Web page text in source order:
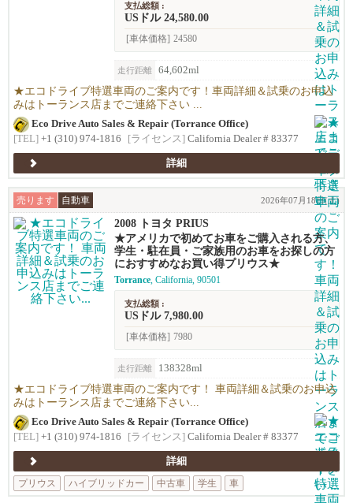
支払総額 :
USドル 24,580.00
[車体価格] 24580
走行距離 64,602ml
★エコドライブ特選車両のご案内です！車両詳細＆試乗のお申込
みはトーランス店までご連絡下さい ...
Eco Drive Auto Sales & Repair (Torrance Office)
[TEL] +1 (310) 974-1816 [ライセンス] California Dealer # 83377
詳細
売ります 自動車 2026年07月18日(土)
2008 トヨタ PRIUS
★アメリカで初めてお車をご購入される方、
学生・駐在員・ご家族用のお車をお探しの方
におすすめなお買い得プリウス★
Torrance, California, 90501
支払総額 :
USドル 7,980.00
[車体価格] 7980
走行距離 138328ml
★エコドライブ特選車両のご案内です！ 車両詳細＆試乗のお申込
みはトーランス店までご連絡下さい...
Eco Drive Auto Sales & Repair (Torrance Office)
[TEL] +1 (310) 974-1816 [ライセンス] California Dealer # 83377
詳細
プリウス
ハイブリッドカー 中古車 学生 車